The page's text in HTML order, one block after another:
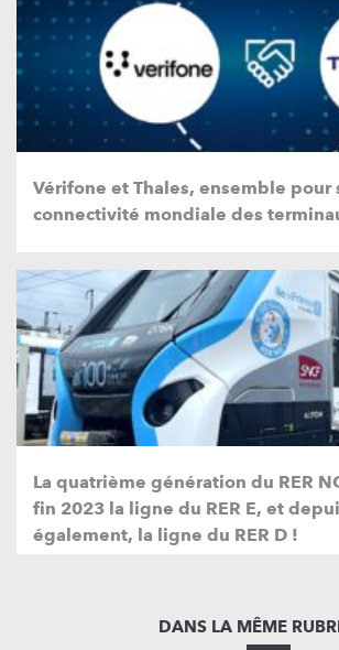
Vérifone et Thales, ensemble
connectivité mondiale des
La quatrième génération du RER
fin 2023 la ligne du RER E, et
également, la ligne du RER D !
DANS LA MÊME